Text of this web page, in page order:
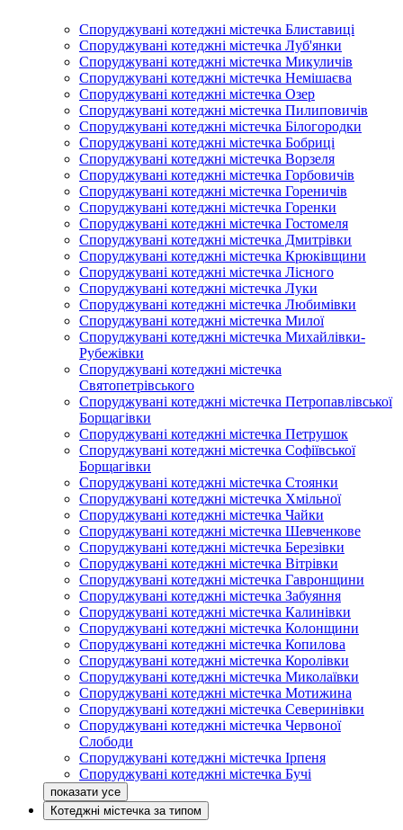
Споруджувані котеджні містечка Блиставиці
Споруджувані котеджні містечка Луб'янки
Споруджувані котеджні містечка Микуличів
Споруджувані котеджні містечка Немішаєва
Споруджувані котеджні містечка Озер
Споруджувані котеджні містечка Пилиповичів
Споруджувані котеджні містечка Білогородки
Споруджувані котеджні містечка Бобриці
Споруджувані котеджні містечка Ворзеля
Споруджувані котеджні містечка Горбовичів
Споруджувані котеджні містечка Гореничів
Споруджувані котеджні містечка Горенки
Споруджувані котеджні містечка Гостомеля
Споруджувані котеджні містечка Дмитрівки
Споруджувані котеджні містечка Крюківщини
Споруджувані котеджні містечка Лісного
Споруджувані котеджні містечка Луки
Споруджувані котеджні містечка Любимівки
Споруджувані котеджні містечка Милої
Споруджувані котеджні містечка Михайлівки-
Рубежівки
Споруджувані котеджні містечка
Святопетрівського
Споруджувані котеджні містечка Петропавлівської
Борщагівки
Споруджувані котеджні містечка Петрушок
Споруджувані котеджні містечка Софіївської
Борщагівки
Споруджувані котеджні містечка Стоянки
Споруджувані котеджні містечка Хмільної
Споруджувані котеджні містечка Чайки
Споруджувані котеджні містечка Шевченкове
Споруджувані котеджні містечка Березівки
Споруджувані котеджні містечка Вітрівки
Споруджувані котеджні містечка Гавронщини
Споруджувані котеджні містечка Забуяння
Споруджувані котеджні містечка Калинівки
Споруджувані котеджні містечка Колонщини
Споруджувані котеджні містечка Копилова
Споруджувані котеджні містечка Королівки
Споруджувані котеджні містечка Миколаївки
Споруджувані котеджні містечка Мотижина
Споруджувані котеджні містечка Северинівки
Споруджувані котеджні містечка Червоної
Слободи
Споруджувані котеджні містечка Ірпеня
Споруджувані котеджні містечка Бучі
Котеджні містечка за типом